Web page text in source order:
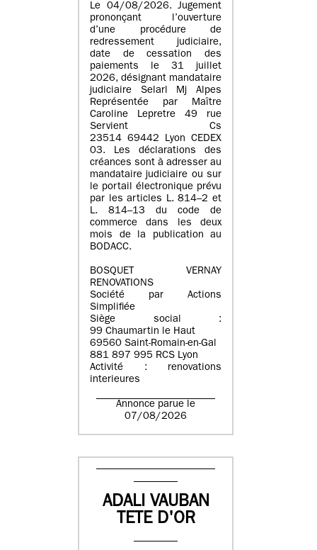
Le 04/08/2026. Jugement
prononçant l’ouverture
d’une procédure de
redressement judiciaire,
date de cessation des
paiements le 31 juillet
2026, désignant mandataire
judiciaire Selarl Mj Alpes
Représentée par Maître
Caroline Lepretre 49 rue
Servient Cs
23514 69442 Lyon CEDEX
03. Les déclarations des
créances sont à adresser au
mandataire judiciaire ou sur
le portail électronique prévu
par les articles L. 814–2 et
L. 814–13 du code de
commerce dans les deux
mois de la publication au
BODACC.
BOSQUET VERNAY
RENOVATIONS
Société par Actions
Simplifiée
Siège social :
99 Chaumartin le Haut
69560 Saint-Romain-en-Gal
881 897 995 RCS Lyon
Activité : renovations
interieures
Annonce parue le
07/08/2026
ADALI VAUBAN
TETE D'OR